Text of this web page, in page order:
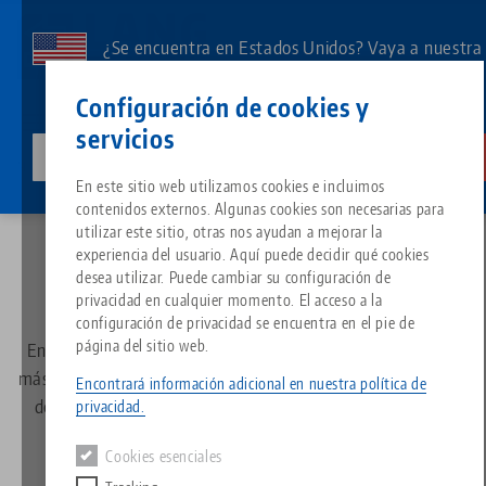
Configuración de cookies y
servicios
En este sitio web utilizamos cookies e incluimos
contenidos externos. Algunas cookies son necesarias para
utilizar este sitio, otras nos ayudan a mejorar la
experiencia del usuario. Aquí puede decidir qué cookies
desea utilizar. Puede cambiar su configuración de
privacidad en cualquier momento. El acceso a la
configuración de privacidad se encuentra en el pie de
página del sitio web.
Encontrará información adicional en nuestra política de
privacidad.
Cookies esenciales
contenido
¿Se encuentra en Estados Unidos? Vaya a nuestra
de su país.
Todo de una sola fuente
Sistema de sujeción de punto
Portapiezas
Grupo de
Tipos de productos
Resumen de productos
Acerca de LANG
Filosofía
Innovaciones
Descargas
FAQ
Solicitud de catálogo
Blog
Noticias
Eventos
Productos correspondientes
Lo sentimos. No hemos podido encontrar ningún resultado.
Ir a la página del producto
Servicios
Search
Descargas
Breadcrumb
Toda la actualidad sobre
LANG
En nuestra sala de prensa encontrará toda la información
más reciente sobre LANG Technik, por ejemplo comunicados
de prensa, informes editoriales o contenidos específicos